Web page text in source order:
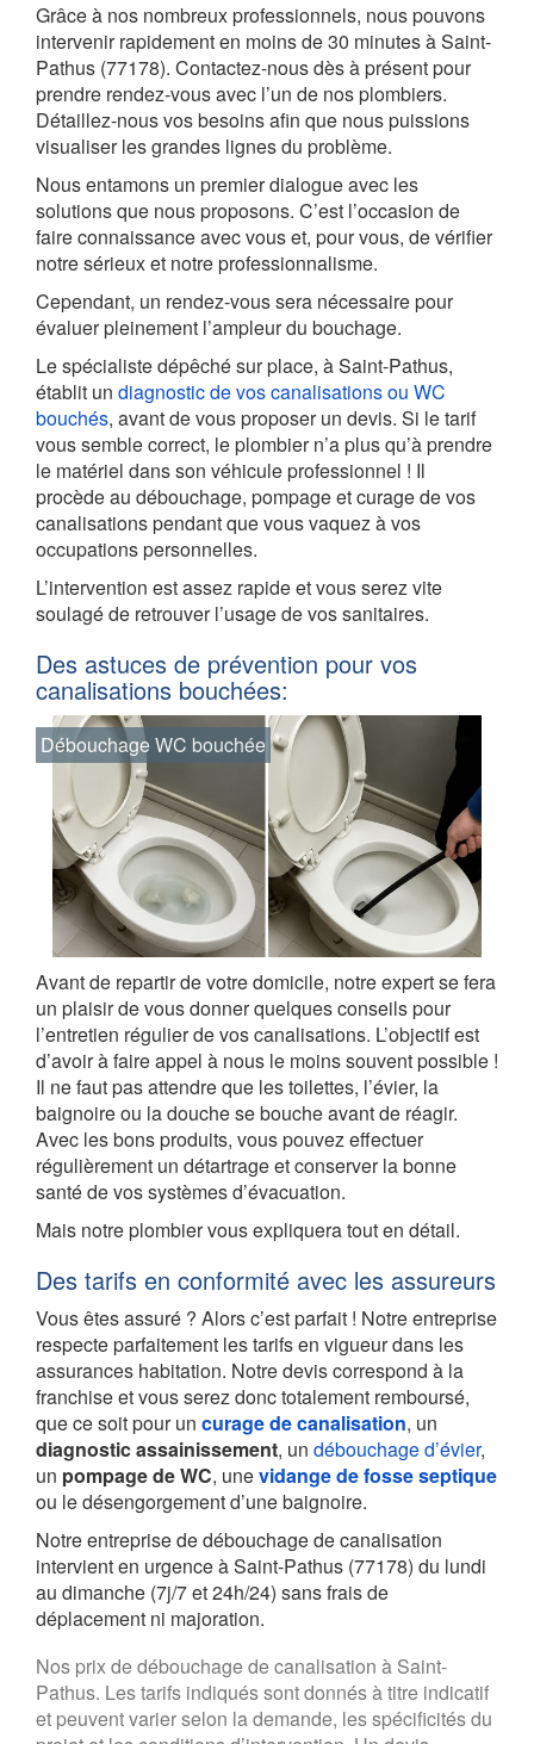
Grâce à nos nombreux professionnels, nous pouvons
intervenir rapidement en moins de 30 minutes à Saint-
Pathus (77178). Contactez-nous dès à présent pour
prendre rendez-vous avec l’un de nos plombiers.
Détaillez-nous vos besoins afin que nous puissions
visualiser les grandes lignes du problème.
Nous entamons un premier dialogue avec les
solutions que nous proposons. C’est l’occasion de
faire connaissance avec vous et, pour vous, de vérifier
notre sérieux et notre professionnalisme.
Cependant, un rendez-vous sera nécessaire pour
évaluer pleinement l’ampleur du bouchage.
Le spécialiste dépêché sur place, à Saint-Pathus,
établit un diagnostic de vos canalisations ou WC
bouchés, avant de vous proposer un devis. Si le tarif
vous semble correct, le plombier n’a plus qu’à prendre
le matériel dans son véhicule professionnel ! Il
procède au débouchage, pompage et curage de vos
canalisations pendant que vous vaquez à vos
occupations personnelles.
L’intervention est assez rapide et vous serez vite
soulagé de retrouver l’usage de vos sanitaires.
Des astuces de prévention pour vos
canalisations bouchées:
Débouchage WC bouchée
Avant de repartir de votre domicile, notre expert se fera
un plaisir de vous donner quelques conseils pour
l’entretien régulier de vos canalisations. L’objectif est
d’avoir à faire appel à nous le moins souvent possible !
Il ne faut pas attendre que les toilettes, l’évier, la
baignoire ou la douche se bouche avant de réagir.
Avec les bons produits, vous pouvez effectuer
régulièrement un détartrage et conserver la bonne
santé de vos systèmes d’évacuation.
Mais notre plombier vous expliquera tout en détail.
Des tarifs en conformité avec les assureurs
Vous êtes assuré ? Alors c’est parfait ! Notre entreprise
respecte parfaitement les tarifs en vigueur dans les
assurances habitation. Notre devis correspond à la
franchise et vous serez donc totalement remboursé,
que ce soit pour un curage de canalisation, un
diagnostic assainissement, un débouchage d’évier,
un pompage de WC, unevidange de fosse septique
ou le désengorgement d’une baignoire.
Notre entreprise de débouchage de canalisation
intervient en urgence à Saint-Pathus (77178) du lundi
au dimanche (7j/7 et 24h/24) sans frais de
déplacement ni majoration.
Nos prix de débouchage de canalisation à Saint-
Pathus. Les tarifs indiqués sont donnés à titre indicatif
et peuvent varier selon la demande, les spécificités du